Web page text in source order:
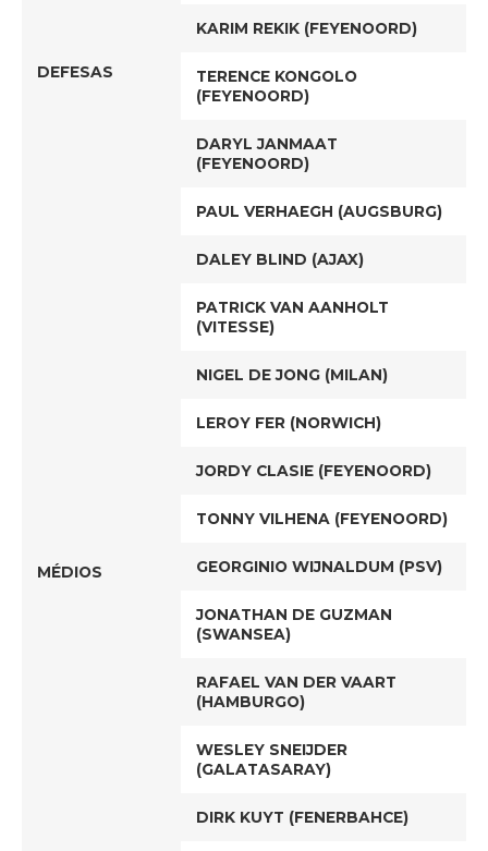
DEFESAS
KARIM REKIK (FEYENOORD)
TERENCE KONGOLO
(FEYENOORD)
DARYL JANMAAT
(FEYENOORD)
PAUL VERHAEGH (AUGSBURG)
DALEY BLIND (AJAX)
PATRICK VAN AANHOLT
(VITESSE)
MÉDIOS
NIGEL DE JONG (MILAN)
LEROY FER (NORWICH)
JORDY CLASIE (FEYENOORD)
TONNY VILHENA (FEYENOORD)
GEORGINIO WIJNALDUM (PSV)
JONATHAN DE GUZMAN
(SWANSEA)
RAFAEL VAN DER VAART
(HAMBURGO)
WESLEY SNEIJDER
(GALATASARAY)
DIRK KUYT (FENERBAHCE)